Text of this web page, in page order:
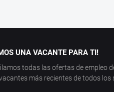
UNA VACANTE PARA TI!
todas las ofertas de empleo
más recientes de todos